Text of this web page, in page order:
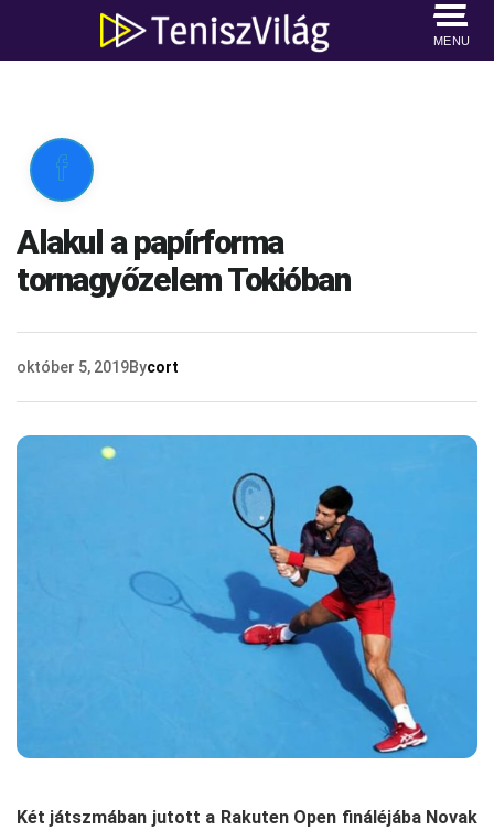
MENU

Alakul a papírforma
tornagyőzelem Tokióban
október 5, 2019Bycort
Két játszmában jutott a Rakuten Open fináléjába Novak